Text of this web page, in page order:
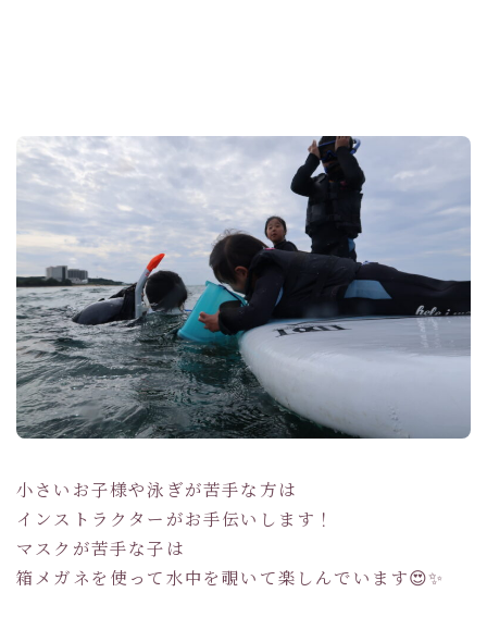
小さいお子様や泳ぎが苦手な方は
インストラクターがお手伝いします！
マスクが苦手な子は
箱メガネを使って水中を覗いて楽しんでいます😍✨